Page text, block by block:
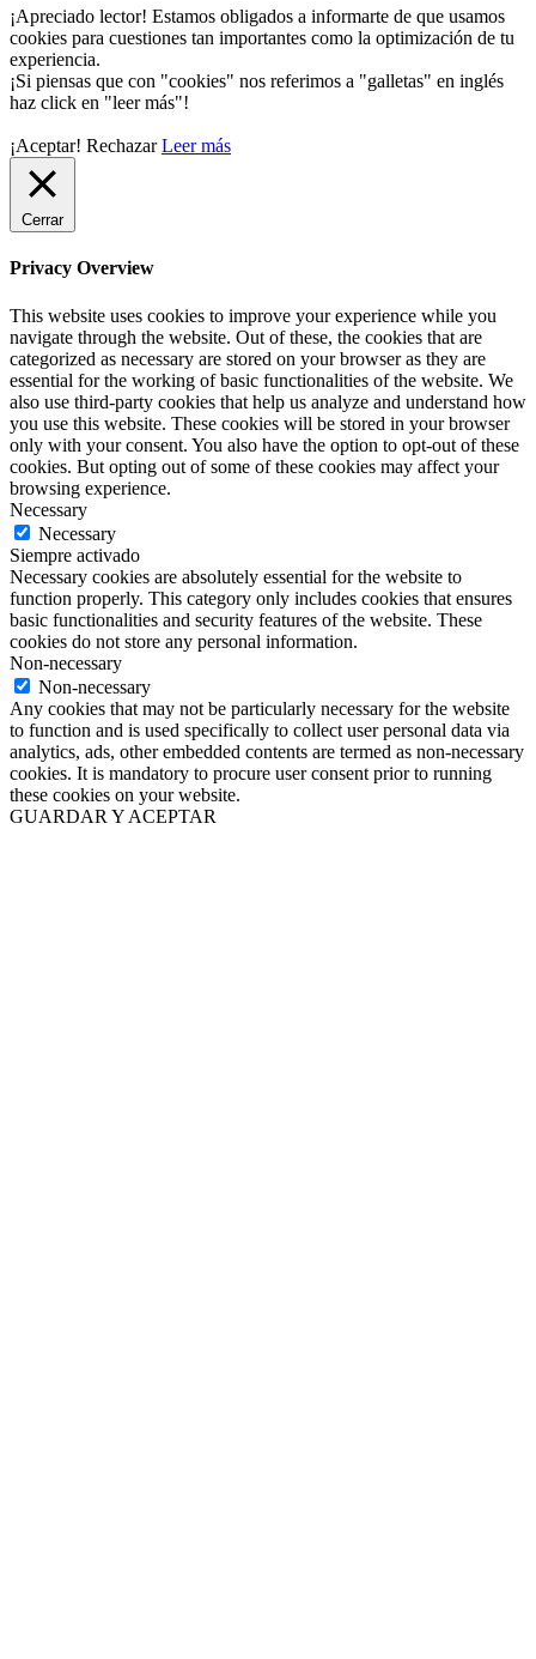
¡Apreciado lector! Estamos obligados a informarte de que usamos
cookies para cuestiones tan importantes como la optimización de tu
experiencia.
¡Si piensas que con "cookies" nos referimos a "galletas" en inglés
haz click en "leer más"!
¡Aceptar! Rechazar Leer más
Cerrar
Privacy Overview
This website uses cookies to improve your experience while you
navigate through the website. Out of these, the cookies that are
categorized as necessary are stored on your browser as they are
essential for the working of basic functionalities of the website. We
also use third-party cookies that help us analyze and understand how
you use this website. These cookies will be stored in your browser
only with your consent. You also have the option to opt-out of these
cookies. But opting out of some of these cookies may affect your
browsing experience.
Necessary
Necessary
Siempre activado
Necessary cookies are absolutely essential for the website to
function properly. This category only includes cookies that ensures
basic functionalities and security features of the website. These
cookies do not store any personal information.
Non-necessary
Non-necessary
Any cookies that may not be particularly necessary for the website
to function and is used specifically to collect user personal data via
analytics, ads, other embedded contents are termed as non-necessary
cookies. It is mandatory to procure user consent prior to running
these cookies on your website.
GUARDAR Y ACEPTAR